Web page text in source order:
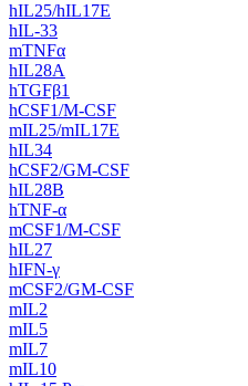
hIL25/hIL17E
hIL-33
mTNFα
hIL28A
hTGFβ1
hCSF1/M-CSF
mIL25/mIL17E
hIL34
hCSF2/GM-CSF
hIL28B
hTNF-α
mCSF1/M-CSF
hIL27
hIFN-γ
mCSF2/GM-CSF
mIL2
mIL5
mIL7
mIL10